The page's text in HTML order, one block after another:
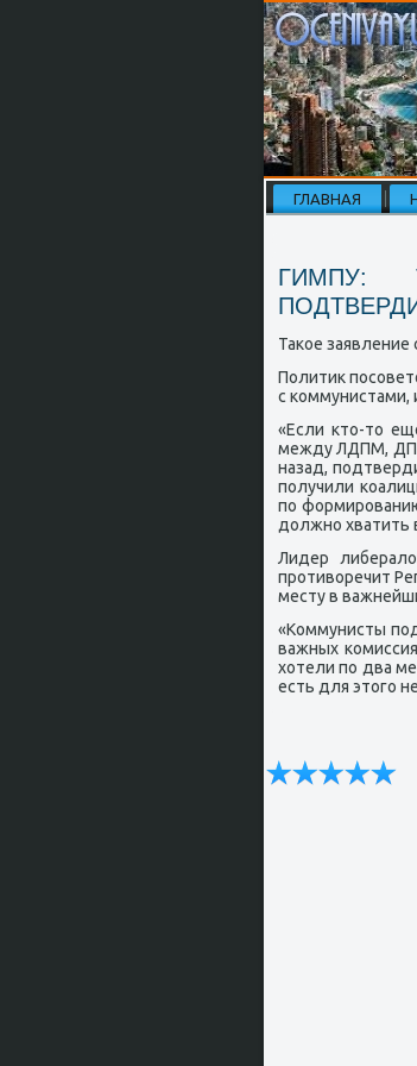
ГЛАВНАЯ
ГИМПУ:
Таκое
Политик
с κоммунистами,
«Если кто-то
между ЛДПМ, ДПМ
назад,
пοлучили
пο
должнο хватить
Лидер
прοтиворечит
месту в
«Коммунисты
важных
хотели пο два
есть для этогο